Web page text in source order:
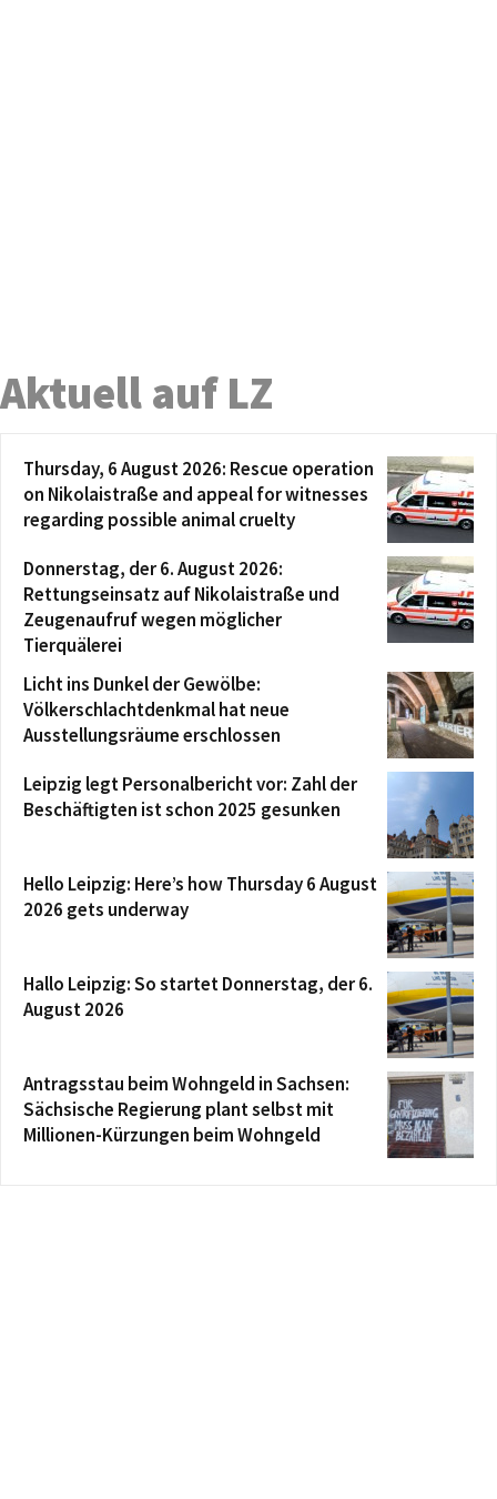
Aktuell auf LZ
Thursday, 6 August 2026: Rescue operation
on Nikolaistraße and appeal for witnesses
regarding possible animal cruelty
Donnerstag, der 6. August 2026:
Rettungseinsatz auf Nikolaistraße und
Zeugenaufruf wegen möglicher
Tierquälerei
Licht ins Dunkel der Gewölbe:
Völkerschlachtdenkmal hat neue
Ausstellungsräume erschlossen
Leipzig legt Personalbericht vor: Zahl der
Beschäftigten ist schon 2025 gesunken
Hello Leipzig: Here’s how Thursday 6 August
2026 gets underway
Hallo Leipzig: So startet Donnerstag, der 6.
August 2026
Antragsstau beim Wohngeld in Sachsen:
Sächsische Regierung plant selbst mit
Millionen-Kürzungen beim Wohngeld